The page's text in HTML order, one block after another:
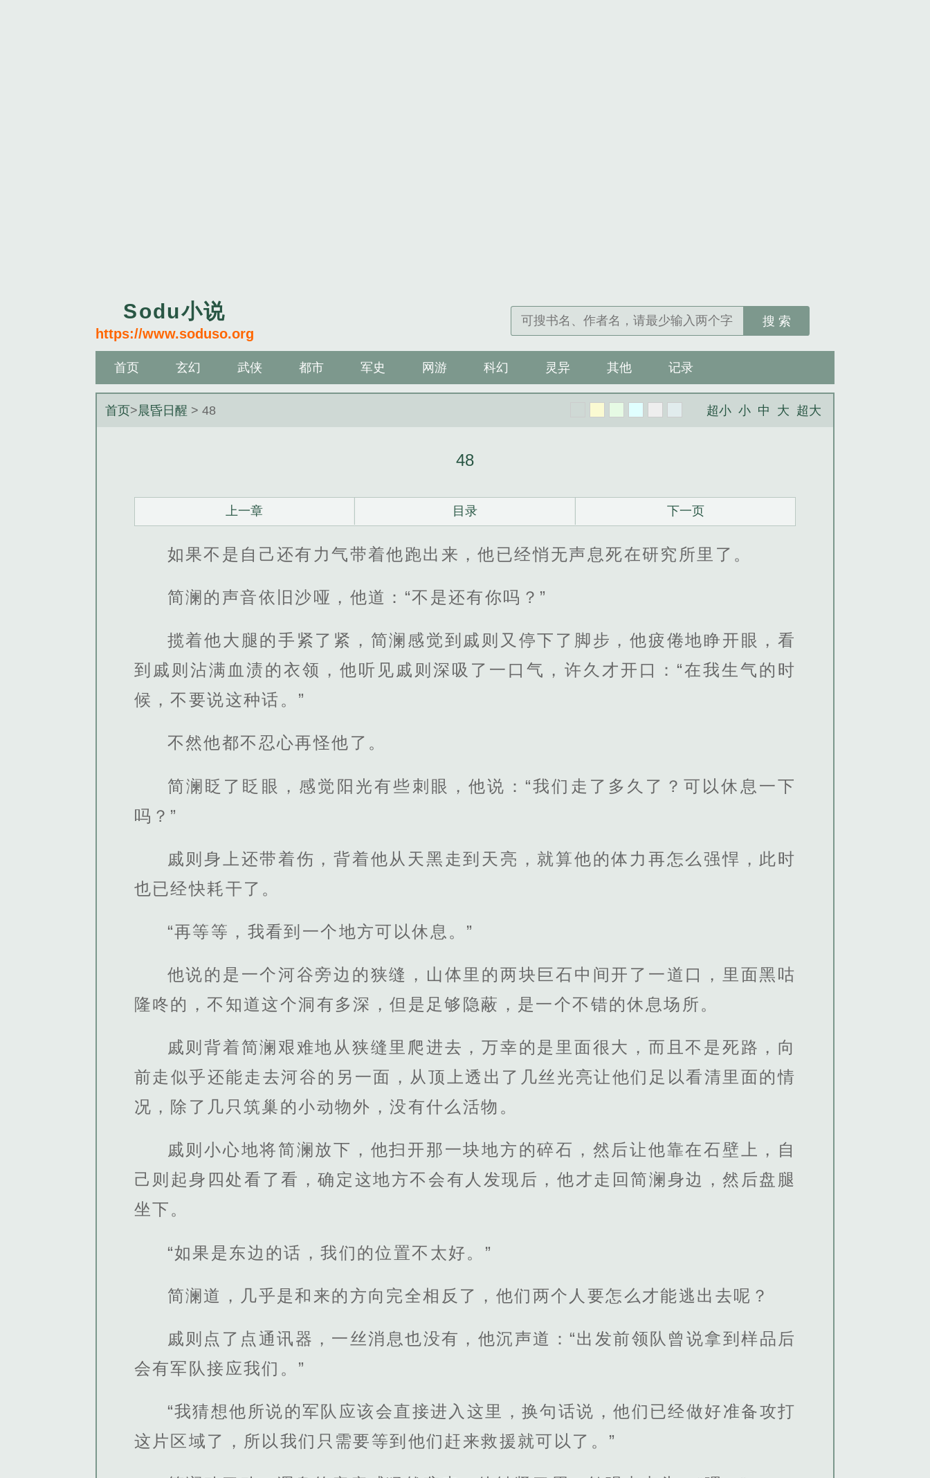
Sodu小说
https://www.soduso.org
搜 索
首页 玄幻 武侠 都市 军史 网游 科幻 灵异 其他 记录
首页>晨昏日醒 > 48 超小 小 中 大 超大
48
上一章 目录 下一页
如果不是自己还有力气带着他跑出来，他已经悄无声息死在研究所里了。
简澜的声音依旧沙哑，他道：“不是还有你吗？”
揽着他大腿的手紧了紧，简澜感觉到戚则又停下了脚步，他疲倦地睁开眼，看
到戚则沾满血渍的衣领，他听见戚则深吸了一口气，许久才开口：“在我生气的时
候，不要说这种话。”
不然他都不忍心再怪他了。
简澜眨了眨眼，感觉阳光有些刺眼，他说：“我们走了多久了？可以休息一下
吗？”
戚则身上还带着伤，背着他从天黑走到天亮，就算他的体力再怎么强悍，此时
也已经快耗干了。
“再等等，我看到一个地方可以休息。”
他说的是一个河谷旁边的狭缝，山体里的两块巨石中间开了一道口，里面黑咕
隆咚的，不知道这个洞有多深，但是足够隐蔽，是一个不错的休息场所。
戚则背着简澜艰难地从狭缝里爬进去，万幸的是里面很大，而且不是死路，向
前走似乎还能走去河谷的另一面，从顶上透出了几丝光亮让他们足以看清里面的情
况，除了几只筑巢的小动物外，没有什么活物。
戚则小心地将简澜放下，他扫开那一块地方的碎石，然后让他靠在石壁上，自
己则起身四处看了看，确定这地方不会有人发现后，他才走回简澜身边，然后盘腿
坐下。
“如果是东边的话，我们的位置不太好。”
简澜道，几乎是和来的方向完全相反了，他们两个人要怎么才能逃出去呢？
戚则点了点通讯器，一丝消息也没有，他沉声道：“出发前领队曾说拿到样品后
会有军队接应我们。”
“我猜想他所说的军队应该会直接进入这里，换句话说，他们已经做好准备攻打
这片区域了，所以我们只需要等到他们赶来救援就可以了。”